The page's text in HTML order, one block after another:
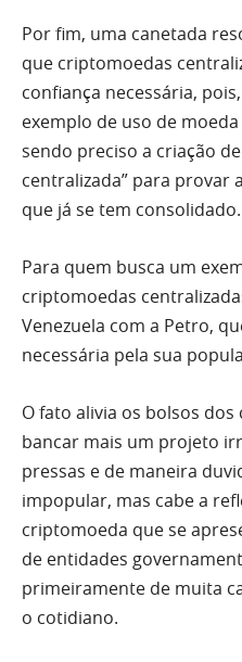
Por fim, uma canetada
que criptomoedas
confiança necessária,
exemplo de uso de
sendo preciso a criação
centralizada” para provar
que já se tem consolidado.
Para quem busca um
criptomoedas
Venezuela com a Petro,
necessária pela sua
O fato alivia os bolsos
bancar mais um projeto
pressas e de maneira
impopular, mas cabe a
criptomoeda que se
de entidades
primeiramente de muita
o cotidiano.